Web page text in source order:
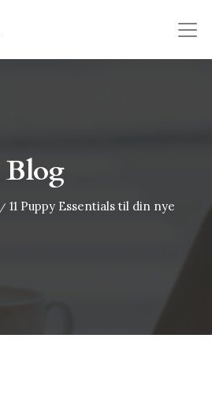
Blog
/ 11 Puppy Essentials til din nye